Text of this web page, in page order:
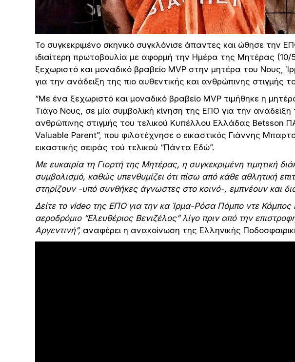
Το συγκεκριμένο σκηνικό συγκλόνισε άπαντες και ώθησε την
ιδιαίτερη πρωτοβουλία με αφορμή την Ημέρα της Μητέρας
ξεχωριστό και μοναδικό βραβείο MVP στην μητέρα του Νους,
για την ανάδειξη της πιο αυθεντικής και ανθρώπινης στιγμής
“Με ένα ξεχωριστό και μοναδικό βραβείο MVP τιμήθηκε η
Τιάγο Νους, σε μία συμβολική κίνηση της ΕΠΟ για την ανάδειξη
ανθρώπινης στιγμής του τελικού Κυπέλλου Ελλάδας Betsson
Valuable Parent”, που φιλοτέχνησε ο εικαστικός Γιάννης
εικαστικής σειράς τού τελικού “Πάντα Εδώ”.
Με ευκαιρία τη Γιορτή της Μητέρας, η συγκεκριμένη τιμητική
συμβολισμό, καθώς υπενθυμίζει ότι πίσω από κάθε αθλητική
στηρίζουν -υπό συνθήκες άγνωστες στο κοινό-, εμπνέουν και
Δείτε το video της ΕΠΟ για την κα Ίρμα-Ρόσα Πόμπο ντε Κάμπος
αεροδρόμιο “Ελευθέριος Βενιζέλος” λίγο πριν από την
Αργεντινή”, αναφέρει η ανακοίνωση της Ελληνικής